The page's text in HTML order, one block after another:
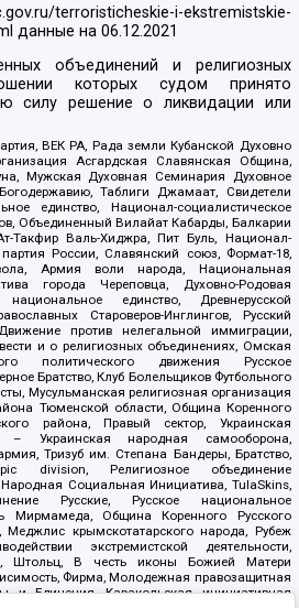
terroristicheskie-i-ekstremistskie-
данные на06.12.2021
объединений и религиозных
которых судом принято
силу решение о ликвидации или
ВЕК РА, Рада земли Кубанской Духовно
Асгардская Славянская Община,
Мужская Духовная Семинария Духовное
Таблиги Джамаат, Свидетели
единство, Национал-социалистическое
Объединенный Вилайат Кабарды, Балкарии
Такфир Валь-Хиджра, Пит Буль, Национал-
России, Славянский союз, Формат-18,
Армия воли народа, Национальная
города Череповца, Духовно-Родовая
единство, Древнерусской
Староверов-Инглингов, Русский
против нелегальной иммиграции,
и о религиозных объединениях, Омская
политического движения Русское
Братство, Клуб Болельщиков Футбольного
Мусульманская религиозная организация
Тюменской области, Община Коренного
района, Правый сектор, Украинская
– Украинская народная самооборона,
Тризуб им. Степана Бандеры, Братство,
division, Религиозное объединение
Социальная Инициатива, TulaSkins,
Русские, Русское национальное
Мирмамеда, Община Коренного Русского
крымскотатарского народа, Рубеж
экстремистской деятельности,
Штольц, В честь иконы Божией Матери
Фирма, Молодежная правозащитная
и Единения, Каракольская инициативная